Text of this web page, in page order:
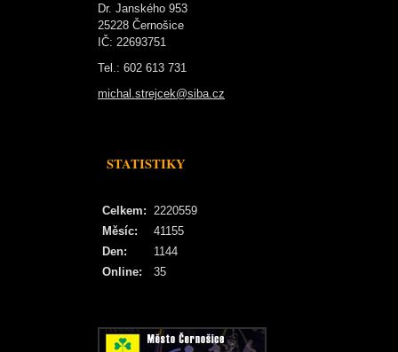
Dr. Janského 953
25228 Černošice
IČ: 22693751
Tel.: 602 613 731
michal.strejcek@siba.cz
STATISTIKY
Online: 35
Celkem: 2220559
Měsíc:
41155
Den:
1144